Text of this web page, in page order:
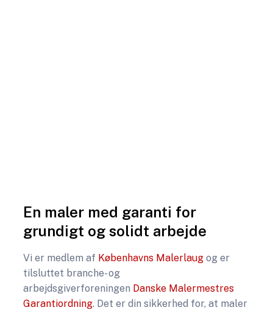
En maler med garanti for
grundigt og solidt arbejde
​​Vi er medlem af Københavns Malerlaug og er
tilsluttet branche- og
arbejdsgiverforeningen Danske Malermestres
Garantiordning. Det er din sikkerhed for, at maler